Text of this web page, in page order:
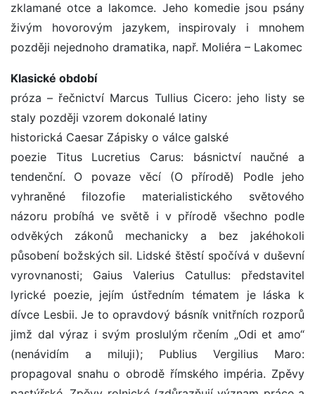
zklamané otce a lakomce. Jeho komedie jsou psány
živým hovorovým jazykem, inspirovaly i mnohem
později nejednoho dramatika, např. Moliéra – Lakomec
Klasické období
próza – řečnictví Marcus Tullius Cicero: jeho listy se
staly později vzorem dokonalé latiny
historická Caesar Zápisky o válce galské
poezie Titus Lucretius Carus: básnictví naučné a
tendenční. O povaze věcí (O přírodě) Podle jeho
vyhraněné filozofie materialistického světového
názoru probíhá ve světě i v přírodě všechno podle
odvěkých zákonů mechanicky a bez jakéhokoli
působení božských sil. Lidské štěstí spočívá v duševní
vyrovnanosti; Gaius Valerius Catullus: představitel
lyrické poezie, jejím ústředním tématem je láska k
dívce Lesbii. Je to opravdový básník vnitřních rozporů
jimž dal výraz i svým proslulým rčením „Odi et amo“
(nenávidím a miluji); Publius Vergilius Maro:
propagoval snahu o obrodě římského impéria. Zpěvy